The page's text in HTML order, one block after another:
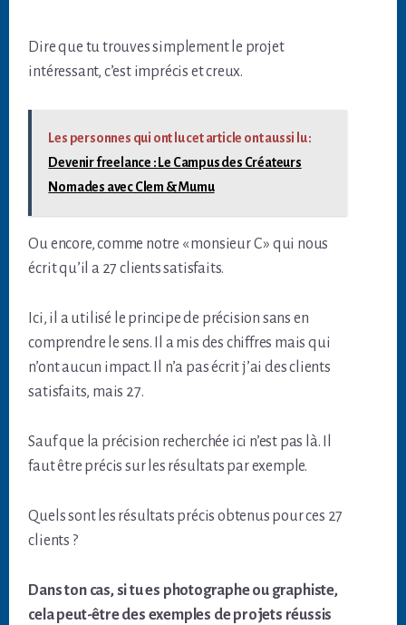
Dire que tu trouves simplement le projet
intéressant, c’est imprécis et creux.
Les personnes qui ont lu cet article ont aussi lu :
Devenir freelance : Le Campus des Créateurs
Nomades avec Clem & Mumu
Ou encore, comme notre « monsieur C » qui nous
écrit qu’il a 27 clients satisfaits.
Ici, il a utilisé le principe de précision sans en
comprendre le sens. Il a mis des chiffres mais qui
n’ont aucun impact. Il n’a pas écrit j’ai des clients
satisfaits, mais 27.
Sauf que la précision recherchée ici n’est pas là. Il
faut être précis sur les résultats par exemple.
Quels sont les résultats précis obtenus pour ces 27
clients ?
Dans ton cas, si tu es photographe ou graphiste,
cela peut-être des exemples de projets réussis